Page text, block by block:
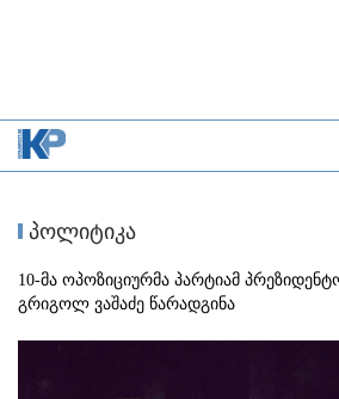
პოლიტიკა
10-მა ოპოზიციურმა პარტიამ
გრიგოლ ვაშაძე წარადგინა